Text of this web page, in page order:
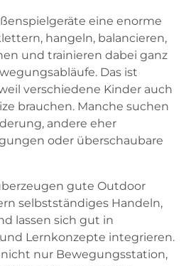
eine enorme
hangeln, balancieren,
und trainieren dabei ganz
Das ist
verschiedene Kinder auch
brauchen. Manche suchen
andere eher
oder überschaubare
gute Outdoor
selbstständiges Handeln,
lassen sich gut in
Lernkonzepte integrieren.
nur Bewegungsstation,